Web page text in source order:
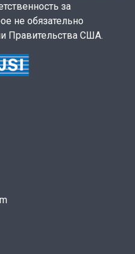
за
не обязательно
Правительства США.